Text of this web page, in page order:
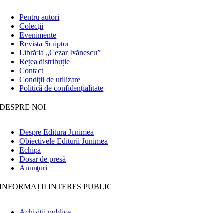
Pentru autori
Colecţii
Evenimente
Revista Scriptor
Librăria „Cezar Ivănescu”
Rețea distribuție
Contact
Condiţii de utilizare
Politică de confidențialitate
DESPRE NOI
Despre Editura Junimea
Obiectivele Editurii Junimea
Echipa
Dosar de presă
Anunţuri
INFORMAȚII INTERES PUBLIC